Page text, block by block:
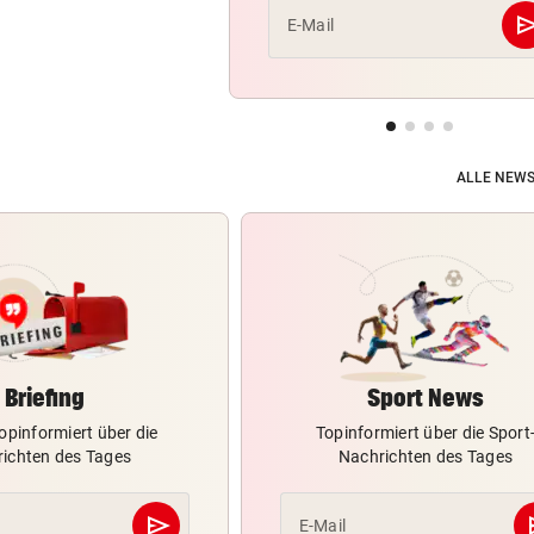
E-Mail
ALLE
Briefing
über die
des Tages
send
Sport News
Topinformiert über die Sport-
Nachrichten des Tages
E-Mail